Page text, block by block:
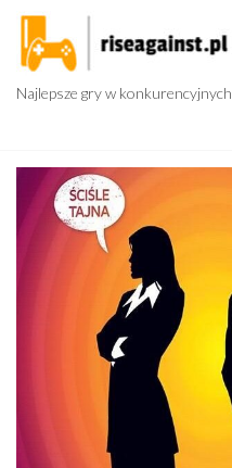
Przejdź
treści
Najlepsze gry w